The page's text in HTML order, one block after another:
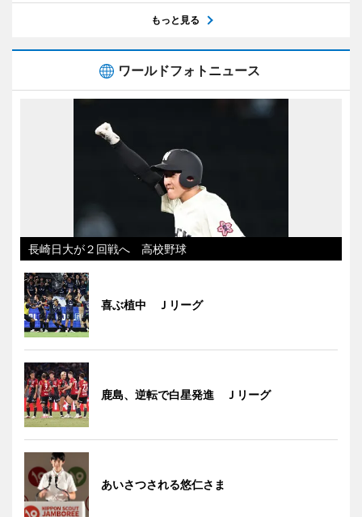
もっと見る
ワールドフォトニュース
長崎日大が２回戦へ 高校野球
喜ぶ植中 Ｊリーグ
鹿島、逆転で白星発進 Ｊリーグ
あいさつされる悠仁さま